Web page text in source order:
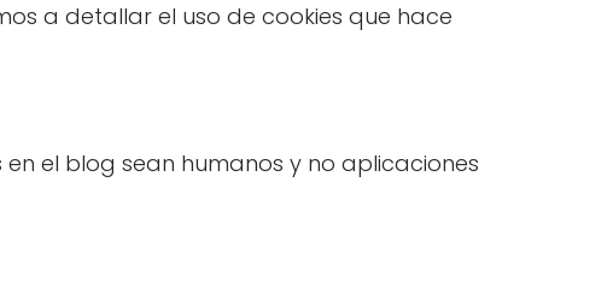
a detallar el uso de cookies que hace
el blog sean humanos y no aplicaciones